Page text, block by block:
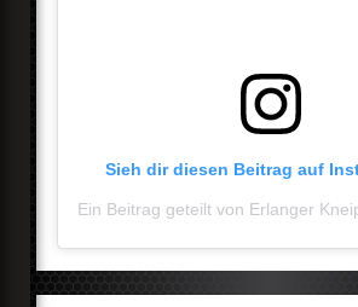
Sieh dir diesen Beitrag auf